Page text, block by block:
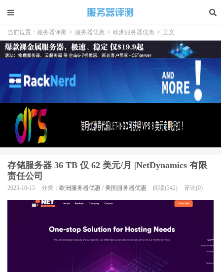
当前位置： 服务器评测 > 服务器优惠 > 欧洲服务器优惠 > 正文
存储服务器 36 TB 仅 62 美元/月 |NetDynamics 有限
责任公司
2025-10-15 分类： 欧洲服务器优惠 / 美国服务器优惠 阅读(342) 评论(0)